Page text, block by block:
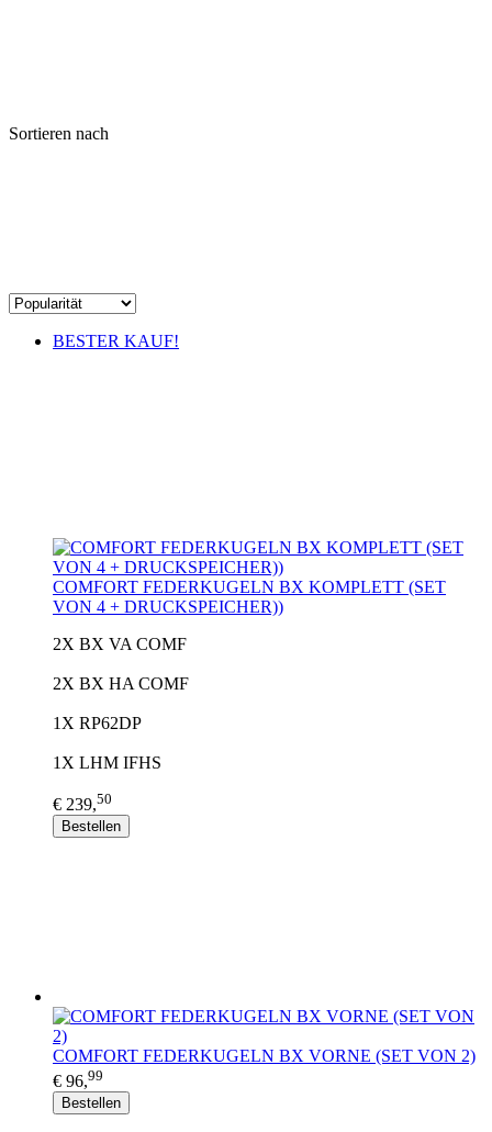
Sortieren nach
BESTER KAUF!
COMFORT FEDERKUGELN BX KOMPLETT (SET
VON 4 + DRUCKSPEICHER))
2X BX VA COMF
2X BX HA COMF
1X RP62DP
1X LHM IFHS
€ 239,50
Bestellen
COMFORT FEDERKUGELN BX VORNE (SET VON 2)
€ 96,99
Bestellen